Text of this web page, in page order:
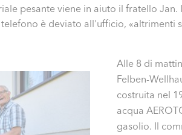
pesante viene in aiuto il fratello
è deviato all'ufficio, «altrimenti
Alle 8 di
Felben-
costruita nel
acqua
gasolio. Il